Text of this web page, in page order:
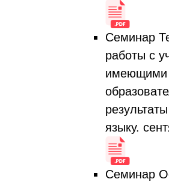
Семинар
работы с
имеющими
языку.
Семинар